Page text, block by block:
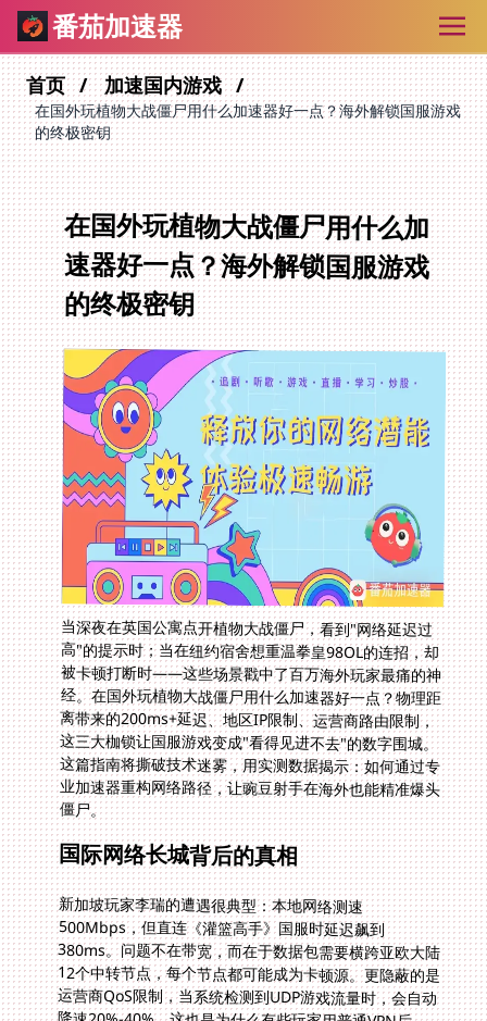
番茄加速器
首页 加速国内游戏
在国外玩植物大战僵尸用什么加速器好一点？海外解锁国服游戏
的终极密钥
在国外玩植物大战僵尸用什么加
速器好一点？海外解锁国服游戏
的终极密钥
当深夜在英国公寓点开植物大战僵尸，看到"网络延迟过
高"的提示时；当在纽约宿舍想重温拳皇98OL的连招，却
被卡顿打断时——这些场景戳中了百万海外玩家最痛的神
经。在国外玩植物大战僵尸用什么加速器好一点？物理距
离带来的200ms+延迟、地区IP限制、运营商路由限制，
这三大枷锁让国服游戏变成"看得见进不去"的数字围城。
这篇指南将撕破技术迷雾，用实测数据揭示：如何通过专
业加速器重构网络路径，让豌豆射手在海外也能精准爆头
僵尸。
国际网络长城背后的真相
新加坡玩家李瑞的遭遇很典型：本地网络测速
500Mbps，但直连《灌篮高手》国服时延迟飙到
380ms。问题不在带宽，而在于数据包需要横跨亚欧大陆
12个中转节点，每个节点都可能成为卡顿源。更隐蔽的是
运营商QoS限制，当系统检测到UDP游戏流量时，会自动
降速20%-40%。这也是为什么有些玩家用普通VPN后，